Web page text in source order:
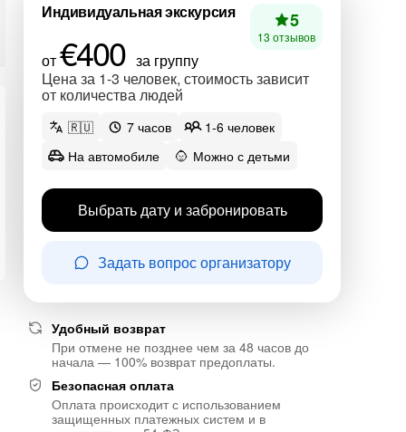
Индивидуальная экскурсия
от€400 за группу
Цена за 1-3 человек, стоимость зависит
от количества людей
5
13 отзывов
🇷🇺 7 часов
1-6 человек
На автомобиле
Можно с детьми
Выбрать дату и забронировать
Задать вопрос организатору
Удобный возврат
При отмене не позднее чем за 48 часов до
начала — 100% возврат предоплаты.
Безопасная оплата
Оплата происходит с использованием
защищенных платежных систем и в